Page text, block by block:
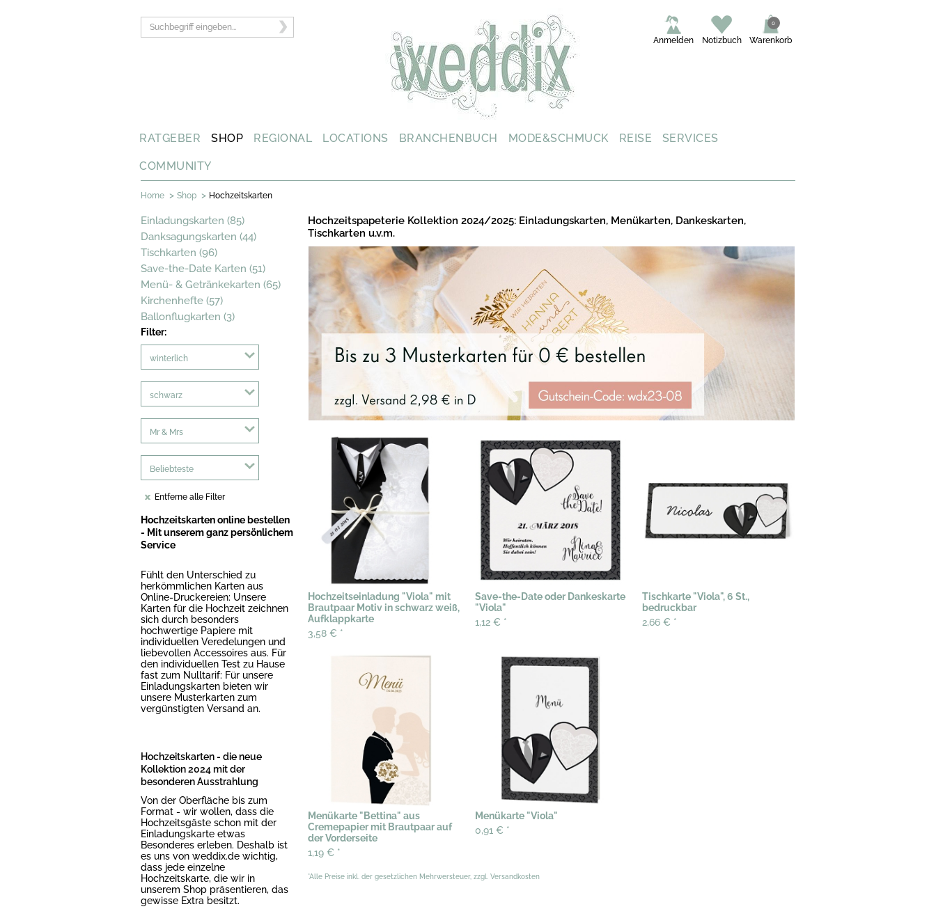
Warenkorb
0
Notizbuch
Anmelden
RATGEBER SHOP REGIONAL LOCATIONS BRANCHENBUCH MODE&SCHMUCK REISE SERVICES
COMMUNITY
Home > Shop > Hochzeitskarten
Einladungskarten (85)
Danksagungskarten (44)
Tischkarten (96)
Save-the-Date Karten (51)
Menü- & Getränkekarten (65)
Kirchenhefte (57)
Ballonflugkarten (3)
Filter:
winterlich
schwarz
Mr & Mrs
Beliebteste
Entferne alle Filter
Hochzeitskarten online bestellen
- Mit unserem ganz persönlichem
Service
Fühlt den Unterschied zu
herkömmlichen Karten aus
Online-Druckereien: Unsere
Karten für die Hochzeit zeichnen
sich durch besonders
hochwertige Papiere mit
individuellen Veredelungen und
liebevollen Accessoires aus. Für
den individuellen Test zu Hause
fast zum Nulltarif: Für unsere
Einladungskarten bieten wir
unsere Musterkarten zum
vergünstigten Versand an.
Hochzeitskarten - die neue
Kollektion 2024 mit der
besonderen Ausstrahlung
Von der Oberfläche bis zum
Format - wir wollen, dass die
Hochzeitsgäste schon mit der
Einladungskarte etwas
Besonderes erleben. Deshalb ist
es uns von weddix.de wichtig,
dass jede einzelne
Hochzeitskarte, die wir in
unserem Shop präsentieren, das
gewisse Extra besitzt.
Hochzeitspapeterie Kollektion 2024/2025: Einladungskarten, Menükarten, Dankeskarten,
Tischkarten u.v.m.
Hochzeitseinladung "Viola" mit
Brautpaar Motiv in schwarz weiß,
Aufklappkarte
3,58 € *
Save-the-Date oder Dankeskarte
"Viola"
1,12 € *
Tischkarte "Viola", 6 St.,
bedruckbar
2,66 € *
Menükarte "Bettina" aus
Cremepapier mit Brautpaar auf
der Vorderseite
1,19 € *
Menükarte "Viola"
0,91 € *
*Alle Preise inkl. der gesetzlichen Mehrwersteuer, zzgl. Versandkosten